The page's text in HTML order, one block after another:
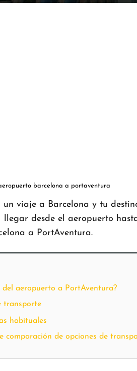
barcelona a portaventura
un viaje a Barcelona y tu
desde el aeropuerto
a PortAventura.
del aeropuerto a PortAventura?
transporte
habituales
comparación de opciones de